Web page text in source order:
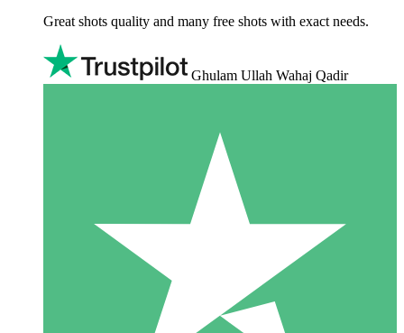
Great shots quality and many free shots with exact needs.
Ghulam Ullah Wahaj Qadir